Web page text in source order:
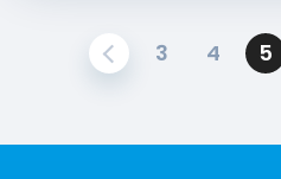
3 4 5